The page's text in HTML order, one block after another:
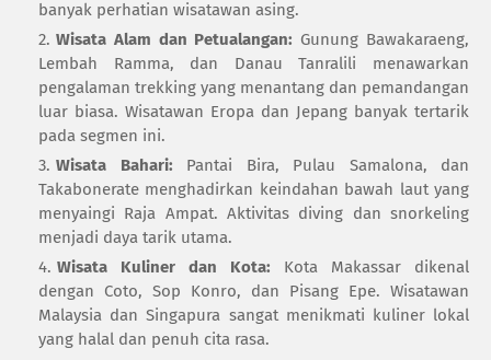
banyak perhatian wisatawan asing.
Wisata Alam dan Petualangan: Gunung Bawakaraeng,
Lembah Ramma, dan Danau Tanralili menawarkan
pengalaman trekking yang menantang dan pemandangan
luar biasa. Wisatawan Eropa dan Jepang banyak tertarik
pada segmen ini.
Wisata Bahari: Pantai Bira, Pulau Samalona, dan
Takabonerate menghadirkan keindahan bawah laut yang
menyaingi Raja Ampat. Aktivitas diving dan snorkeling
menjadi daya tarik utama.
Wisata Kuliner dan Kota: Kota Makassar dikenal
dengan Coto, Sop Konro, dan Pisang Epe. Wisatawan
Malaysia dan Singapura sangat menikmati kuliner lokal
yang halal dan penuh cita rasa.